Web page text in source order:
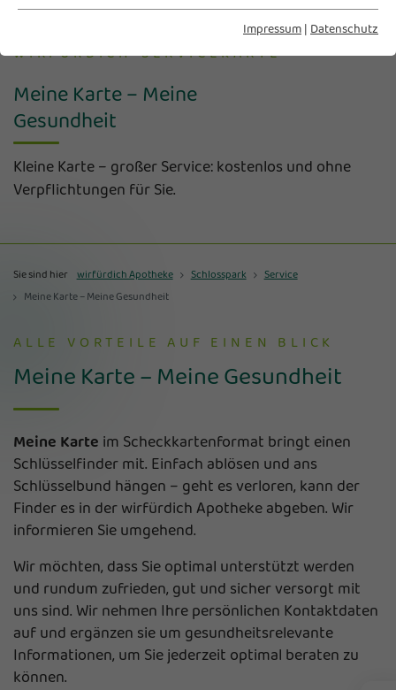
Impressum | Datenschutz
WIRFÜRDICH-SERVICEKARTE
Meine Karte – Meine
Gesundheit
Kleine Karte – großer Service: kostenlos und ohne
Verpflichtungen für Sie.
Sie sind hier wirfürdich Apotheke Schlosspark
Service
Meine Karte – Meine Gesundheit
ALLE VORTEILE AUF EINEN BLICK
Meine Karte – Meine Gesundheit
Meine Karte im Scheckkartenformat bringt einen
Schlüsselfinder mit. Einfach ablösen und ans
Schlüsselbund hängen – geht es verloren, kann der
Finder es in der wirfürdich Apotheke abgeben. Wir
informieren Sie umgehend.
Wir möchten, dass Sie optimal unterstützt werden
und rundum zufrieden, gut und sicher versorgt mit
uns sind. Wir nehmen Ihre persönlichen Kontaktdaten
auf und ergänzen sie um gesundheitsrelevante
Informationen, um Sie jederzeit optimal beraten zu
können.